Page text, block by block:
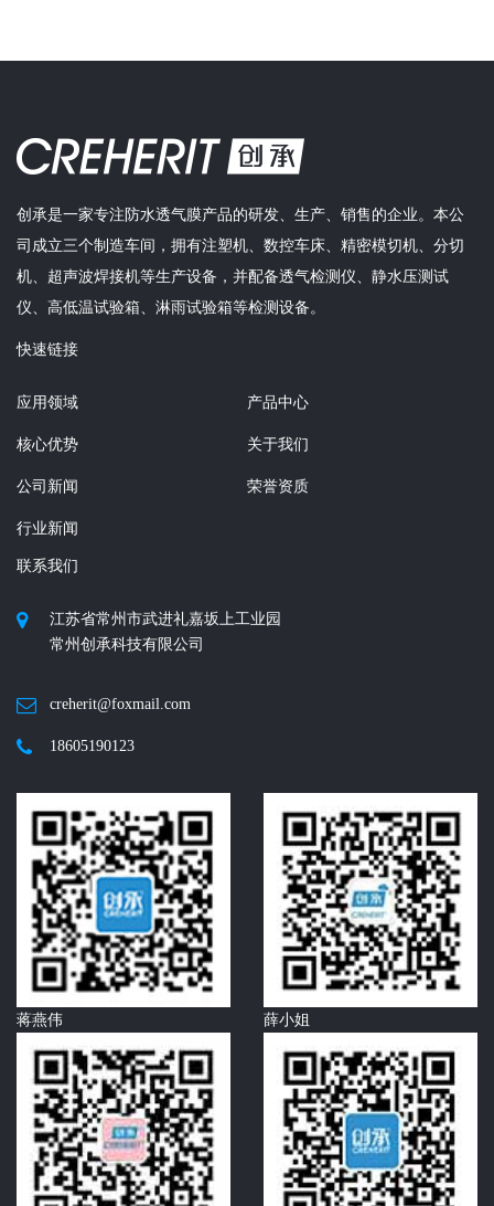
创承是一家专注防水透气膜产品的研发、生产、销售的企业。本公
司成立三个制造车间，拥有注塑机、数控车床、精密模切机、分切
机、超声波焊接机等生产设备，并配备透气检测仪、静水压测试
仪、高低温试验箱、淋雨试验箱等检测设备。
快速链接
应用领域 产品中心
核心优势 关于我们
公司新闻 荣誉资质
行业新闻
联系我们
江苏省常州市武进礼嘉坂上工业园
常州创承科技有限公司
creherit@foxmail.com
18605190123
蒋燕伟 薛小姐